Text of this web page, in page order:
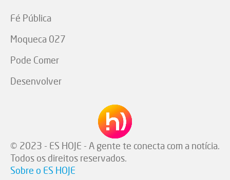
Fé Pública
Moqueca 027
Pode Comer
Desenvolver
© 2023 - ES HOJE - A gente te conecta com a notícia.
Todos os direitos reservados.
Sobre o ES HOJE